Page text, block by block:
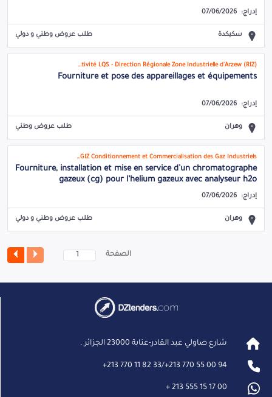
إدراج: 07/06/2026
سكيكدة طلب عروض وطني و دولي
SONATRACH - Activité LQS - Direction Régionale Zone Industrielle d'Arzew (RIZ)
Fourniture et pose des appareillages et équipements
إدراج: 07/06/2026
وهران طلب عروض وطني
COGIZ Conditionnement et Commercialisation des Gaz Industriels
Fourniture, installation et mise en service d’un chromatographe
gazeux (cg) pour l’helium gazeux avec analyseur h2o
إدراج: 07/06/2026
وهران طلب عروض وطني و دولي
الصفحة
شارع صاولي عبد القادر-عنابة 23000 الجزائر .
+213 770 55 00 94
/
+213 770 11 82 33
+ 213 555 15 17 00